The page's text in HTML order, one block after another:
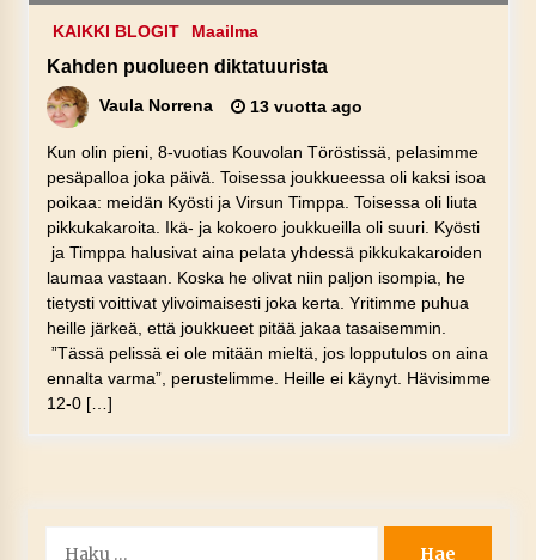
KAIKKI BLOGIT Maailma
Kahden puolueen diktatuurista
Vaula Norrena 13 vuotta ago
Kun olin pieni, 8-vuotias Kouvolan Töröstissä, pelasimme
pesäpalloa joka päivä. Toisessa joukkueessa oli kaksi isoa
poikaa: meidän Kyösti ja Virsun Timppa. Toisessa oli liuta
pikkukakaroita. Ikä- ja kokoero joukkueilla oli suuri. Kyösti
ja Timppa halusivat aina pelata yhdessä pikkukakaroiden
laumaa vastaan. Koska he olivat niin paljon isompia, he
tietysti voittivat ylivoimaisesti joka kerta. Yritimme puhua
heille järkeä, että joukkueet pitää jakaa tasaisemmin.
”Tässä pelissä ei ole mitään mieltä, jos lopputulos on aina
ennalta varma”, perustelimme. Heille ei käynyt. Hävisimme
12-0 […]